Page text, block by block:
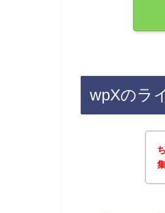
wpXのラ